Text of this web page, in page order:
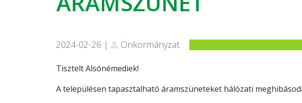
2024-02-26 | Önkormányzat
Tisztelt Alsónémediek!
A településen tapasztalható áramszüneteket hálózati